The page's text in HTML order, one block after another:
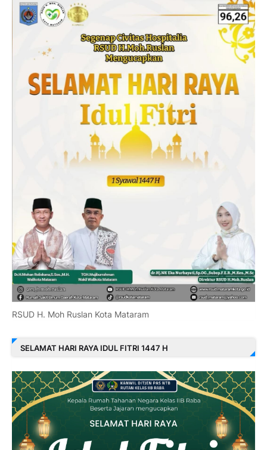
RSUD H. Moh Ruslan Kota Mataram
SELAMAT HARI RAYA IDUL FITRI 1447 H